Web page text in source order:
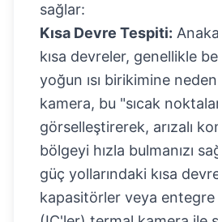
sağlar:
Kısa Devre Tespiti:
kısa devreler, genellikle
yoğun ısı birikimine
kamera, bu "sıcak
görselleştirerek, arızalı
bölgeyi hızla bulmanızı
güç yollarındaki kısa
kapasitörler veya